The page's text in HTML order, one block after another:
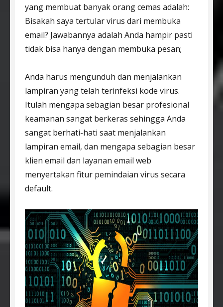
yang membuat banyak orang cemas adalah:
Bisakah saya tertular virus dari membuka
email? Jawabannya adalah Anda hampir pasti
tidak bisa hanya dengan membuka pesan;
Anda harus mengunduh dan menjalankan
lampiran yang telah terinfeksi kode virus.
Itulah mengapa sebagian besar profesional
keamanan sangat berkeras sehingga Anda
sangat berhati-hati saat menjalankan
lampiran email, dan mengapa sebagian besar
klien email dan layanan email web
menyertakan fitur pemindaian virus secara
default.